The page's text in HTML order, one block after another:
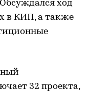
ход
в КИП, а также
32 проекта,